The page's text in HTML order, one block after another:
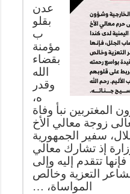
عدن
بقلو
ب
مؤمنة
بقضاء
الله
وقدر
ه،
المغتربين نبأ وفاة
زوجة معالي الأخ
سفير الجمهورية
إذ تشارك معالي
تتقدم إليه وإلى
التعزية وخالص
المواساة، …